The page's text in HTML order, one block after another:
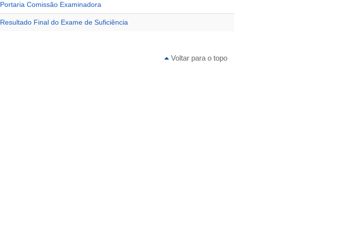
Portaria Comissão Examinadora
Resultado Final do Exame de Suficiência
Voltar para o topo